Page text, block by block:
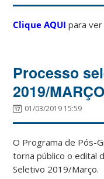
Clique AQUI para
Processo
2019/MARÇO
01/03/2019 15:59
O Programa de Pós-
torna público o edital
Seletivo 2019/Março.